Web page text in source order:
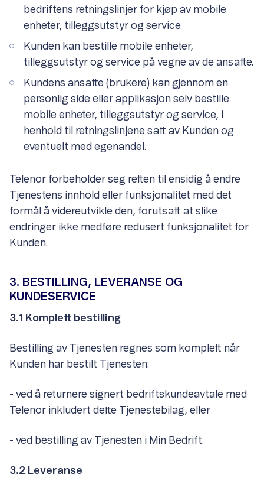
bedriftens retningslinjer for kjøp av mobile
enheter, tilleggsutstyr og service.
Kunden kan bestille mobile enheter,
tilleggsutstyr og service på vegne av de ansatte.
Kundens ansatte (brukere) kan gjennom en
personlig side eller applikasjon selv bestille
mobile enheter, tilleggsutstyr og service, i
henhold til retningslinjene satt av Kunden og
eventuelt med egenandel.
Telenor forbeholder seg retten til ensidig å endre
Tjenestens innhold eller funksjonalitet med det
formål å videreutvikle den, forutsatt at slike
endringer ikke medføre redusert funksjonalitet for
Kunden.
3. BESTILLING, LEVERANSE OG
KUNDESERVICE
3.1 Komplett bestilling
Bestilling av Tjenesten regnes som komplett når
Kunden har bestilt Tjenesten:
- ved å returnere signert bedriftskundeavtale med
Telenor inkludert dette Tjenestebilag, eller
- ved bestilling av Tjenesten i Min Bedrift.
3.2 Leveranse